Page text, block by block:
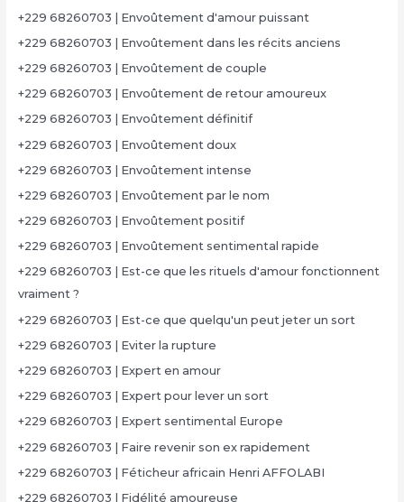
+229 68260703 | Envoûtement d'amour puissant
+229 68260703 | Envoûtement dans les récits anciens
+229 68260703 | Envoûtement de couple
+229 68260703 | Envoûtement de retour amoureux
+229 68260703 | Envoûtement définitif
+229 68260703 | Envoûtement doux
+229 68260703 | Envoûtement intense
+229 68260703 | Envoûtement par le nom
+229 68260703 | Envoûtement positif
+229 68260703 | Envoûtement sentimental rapide
+229 68260703 | Est-ce que les rituels d'amour fonctionnent
vraiment ?
+229 68260703 | Est-ce que quelqu'un peut jeter un sort
+229 68260703 | Eviter la rupture
+229 68260703 | Expert en amour
+229 68260703 | Expert pour lever un sort
+229 68260703 | Expert sentimental Europe
+229 68260703 | Faire revenir son ex rapidement
+229 68260703 | Féticheur africain Henri AFFOLABI
+229 68260703 | Fidélité amoureuse